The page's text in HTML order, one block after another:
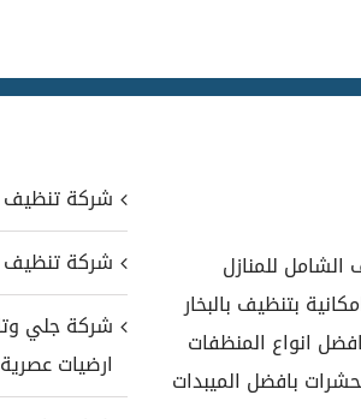
للمنازل
بتنظيف بالبخار
انواع المنظفات
بافضل الميبدات
شركة تنظيف في
شركة تنظيف في
ارضيات عصرية